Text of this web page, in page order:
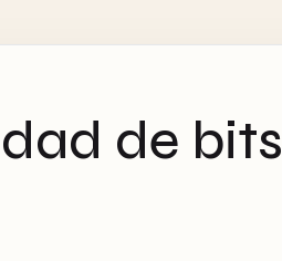
de bits